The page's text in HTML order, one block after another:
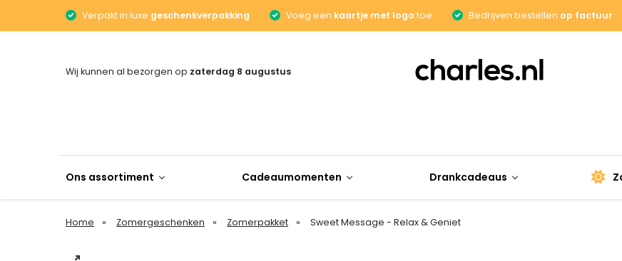
Verpakt in luxe geschenkverpakking Voeg een kaartje met logo toe Bedrijven bestellen op factuur
Wij kunnen al bezorgen op zaterdag 8 augustus
Ons assortiment Cadeaumomenten Drankcadeaus
Home Zomergeschenken Zomerpakket Sweet Message - Relax & Geniet